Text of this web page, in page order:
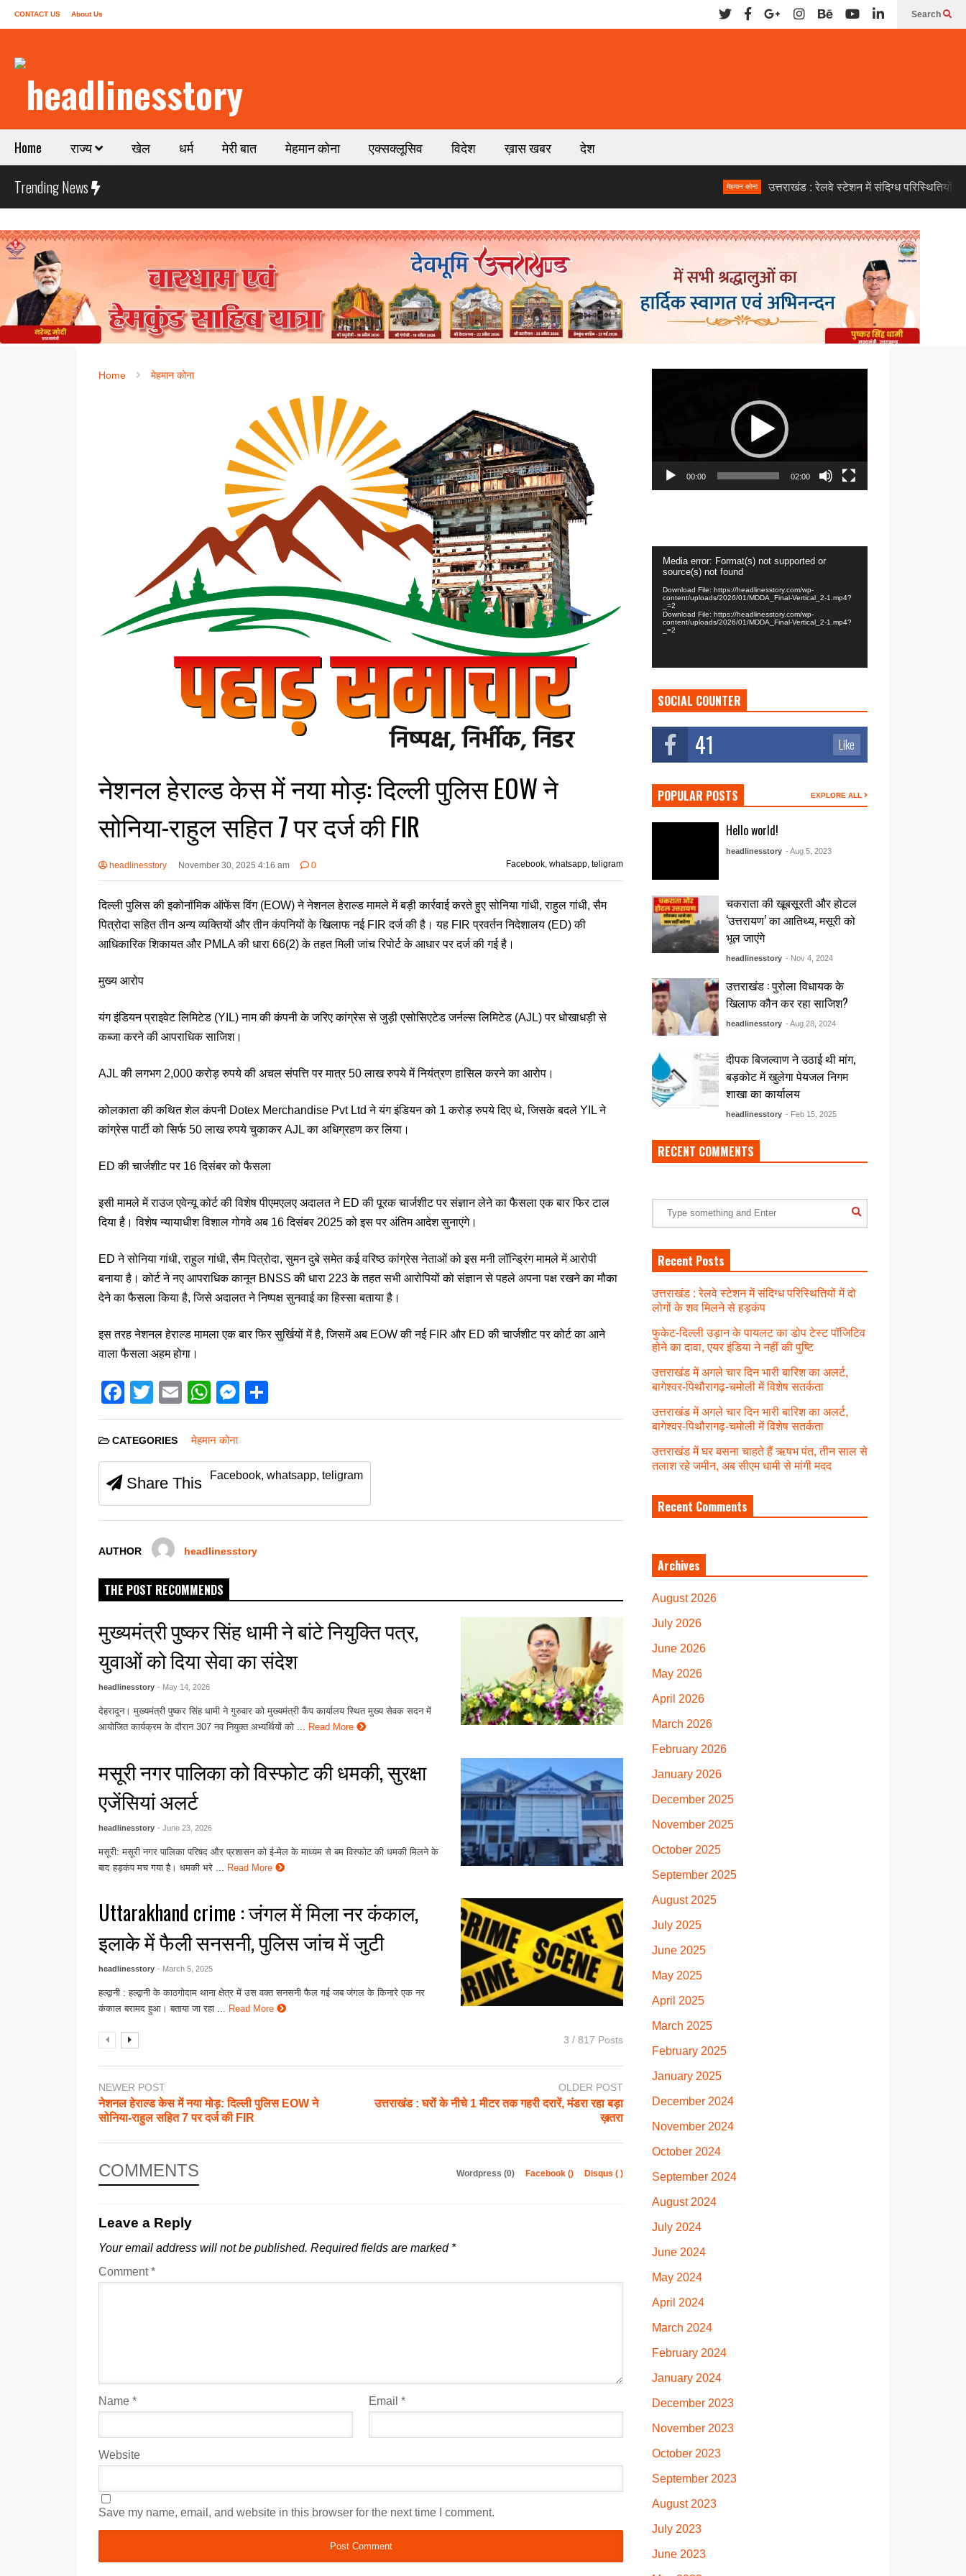
CONTACT US About Us Search
Home राज्य खेल धर्म मेरी बात मेहमान कोना एक्सक्लूसिव विदेश ख़ास खबर देश
Trending News उत्तराखंड : रेलवे स्टेशन में संदिग्ध परिस्थितियों में दो लोगों
Home मेहमान कोना
नेशनल हेराल्ड केस में नया मोड़: दिल्ली पुलिस EOW ने
सोनिया-राहुल सहित 7 पर दर्ज की FIR
headlinesstory November 30, 2025 4:16 am 0 Facebook, whatsapp, teligram
दिल्ली पुलिस की इकोनॉमिक ऑफेंस विंग (EOW) ने नेशनल हेराल्ड मामले में बड़ी कार्रवाई करते हुए सोनिया गांधी, राहुल गांधी, सैम
पित्रोदा सहित तीन अन्य व्यक्तियों और तीन कंपनियों के खिलाफ नई FIR दर्ज की है। यह FIR प्रवर्तन निदेशालय (ED) की
आधिकारिक शिकायत और PMLA की धारा 66(2) के तहत मिली जांच रिपोर्ट के आधार पर दर्ज की गई है।
मुख्य आरोप
यंग इंडियन प्राइवेट लिमिटेड (YIL) नाम की कंपनी के जरिए कांग्रेस से जुड़ी एसोसिएटेड जर्नल्स लिमिटेड (AJL) पर धोखाधड़ी से
कब्जा करने की आपराधिक साजिश।
AJL की लगभग 2,000 करोड़ रुपये की अचल संपत्ति पर मात्र 50 लाख रुपये में नियंत्रण हासिल करने का आरोप।
कोलकाता की कथित शेल कंपनी Dotex Merchandise Pvt Ltd ने यंग इंडियन को 1 करोड़ रुपये दिए थे, जिसके बदले YIL ने
कांग्रेस पार्टी को सिर्फ 50 लाख रुपये चुकाकर AJL का अधिग्रहण कर लिया।
ED की चार्जशीट पर 16 दिसंबर को फैसला
इसी मामले में राउज एवेन्यू कोर्ट की विशेष पीएमएलए अदालत ने ED की पूरक चार्जशीट पर संज्ञान लेने का फैसला एक बार फिर टाल
दिया है। विशेष न्यायाधीश विशाल गोगवे अब 16 दिसंबर 2025 को इस पर अंतिम आदेश सुनाएंगे।
ED ने सोनिया गांधी, राहुल गांधी, सैम पित्रोदा, सुमन दुबे समेत कई वरिष्ठ कांग्रेस नेताओं को इस मनी लॉन्ड्रिंग मामले में आरोपी
बनाया है। कोर्ट ने नए आपराधिक कानून BNSS की धारा 223 के तहत सभी आरोपियों को संज्ञान से पहले अपना पक्ष रखने का मौका
देने का फैसला किया है, जिसे अदालत ने निष्पक्ष सुनवाई का हिस्सा बताया है।
इस तरह नेशनल हेराल्ड मामला एक बार फिर सुर्खियों में है, जिसमें अब EOW की नई FIR और ED की चार्जशीट पर कोर्ट का आने
वाला फैसला अहम होगा।
F
a
c
e
b
o
k
T
wi
tt
er
E
m
ail
W
h
at
s
A
p
M
e
e
n
g
h
e
CATEGORIES मेहमान कोना
Share This Facebook, whatsapp, teligram
AUTHOR headlinesstory
THE POST RECOMMENDS
मुख्यमंत्री पुष्कर सिंह धामी ने बांटे नियुक्ति पत्र,
युवाओं को दिया सेवा का संदेश
headlinesstory - May 14, 2026
देहरादून। मुख्यमंत्री पुष्कर सिंह धामी ने गुरुवार को मुख्यमंत्री कैंप कार्यालय स्थित मुख्य सेवक सदन में
आयोजित कार्यक्रम के दौरान 307 नव नियुक्त अभ्यर्थियों को ...
Read More
मसूरी नगर पालिका को विस्फोट की धमकी, सुरक्षा
एजेंसियां अलर्ट
headlinesstory - June 23, 2026
मसूरी: मसूरी नगर पालिका परिषद और प्रशासन को ई-मेल के माध्यम से बम विस्फोट की धमकी मिलने के
बाद हड़कंप मच गया है। धमकी भरे ...
Read More
Uttarakhand crime : जंगल में मिला नर कंकाल,
इलाके में फैली सनसनी, पुलिस जांच में जुटी
headlinesstory - March 5, 2025
हल्द्वानी : हल्द्वानी के काठगोदाम थाना क्षेत्र में उस वक्त सनसनी फैल गई जब जंगल के किनारे एक नर
कंकाल बरामद हुआ। बताया जा रहा ...
Read More
3 / 817 Posts
NEWER POST
नेशनल हेराल्ड केस में नया मोड़: दिल्ली पुलिस EOW ने
सोनिया-राहुल सहित 7 पर दर्ज की FIR
OLDER POST
उत्तराखंड : घरों के नीचे 1 मीटर तक गहरी दरारें, मंडरा रहा बड़ा
ख़तरा
COMMENTS Wordpress (0) Facebook () Disqus ( )
Leave a Reply
Your email address will not be published. Required fields are marked *
Comment*
Name * Email *
Website
Save my name, email, and website in this browser for the next time I comment.
00:00 02:00
Player
Media error: Format(s) not supported or
source(s) not found
Download File: https://headlinesstory.com/wp-
content/uploads/2026/01/MDDA_Final-Vertical_2-1.mp4?
_=2
Download File: https://headlinesstory.com/wp-
content/uploads/2026/01/MDDA_Final-Vertical_2-1.mp4?
_=2
SOCIAL COUNTER
41 Like
POPULAR POSTS EXPLORE ALL
Hello world!
headlinesstory - Aug 5, 2023
चकराता की खूबसूरती और होटल
‘उत्तरायण’ का आतिथ्य, मसूरी को
भूल जाएंगे
headlinesstory - Nov 4, 2024
उत्तराखंड : पुरोला विधायक के
खिलाफ कौन कर रहा साजिश?
headlinesstory - Aug 28, 2024
दीपक बिजल्वाण ने उठाई थी मांग,
बड़कोट में खुलेगा पेयजल निगम
शाखा का कार्यालय
headlinesstory - Feb 15, 2025
RECENT COMMENTS
Recent Posts
उत्तराखंड : रेलवे स्टेशन में संदिग्ध परिस्थितियों में दो
लोगों के शव मिलने से हड़कंप
फुकेट-दिल्ली उड़ान के पायलट का डोप टेस्ट पॉजिटिव
होने का दावा, एयर इंडिया ने नहीं की पुष्टि
उत्तराखंड में अगले चार दिन भारी बारिश का अलर्ट,
बागेश्वर-पिथौरागढ़-चमोली में विशेष सतर्कता
उत्तराखंड में अगले चार दिन भारी बारिश का अलर्ट,
बागेश्वर-पिथौरागढ़-चमोली में विशेष सतर्कता
उत्तराखंड में घर बसना चाहते हैं ऋषभ पंत, तीन साल से
तलाश रहे जमीन, अब सीएम धामी से मांगी मदद
Recent Comments
Archives
August 2026
July 2026
June 2026
May 2026
April 2026
March 2026
February 2026
January 2026
December 2025
November 2025
October 2025
September 2025
August 2025
July 2025
June 2025
May 2025
April 2025
March 2025
February 2025
January 2025
December 2024
November 2024
October 2024
September 2024
August 2024
July 2024
June 2024
May 2024
April 2024
March 2024
February 2024
January 2024
December 2023
November 2023
October 2023
September 2023
August 2023
July 2023
June 2023